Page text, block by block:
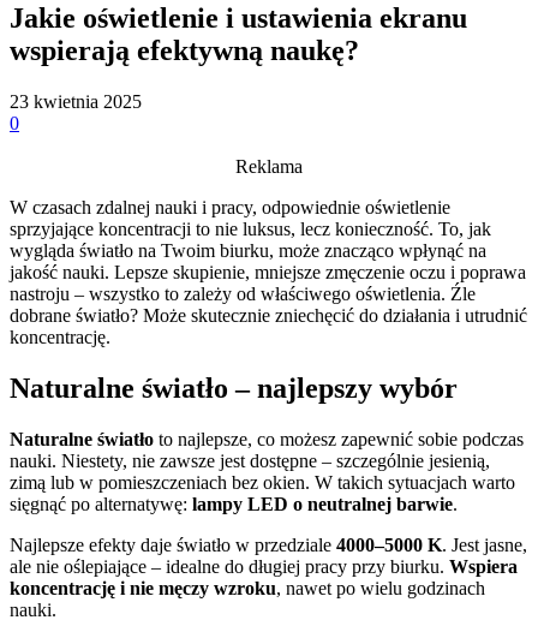
Jakie oświetlenie i ustawienia ekranu
wspierają efektywną naukę?
23 kwietnia 2025
0
Reklama
W czasach zdalnej nauki i pracy, odpowiednie oświetlenie
sprzyjające koncentracji to nie luksus, lecz konieczność. To, jak
wygląda światło na Twoim biurku, może znacząco wpłynąć na
jakość nauki. Lepsze skupienie, mniejsze zmęczenie oczu i poprawa
nastroju – wszystko to zależy od właściwego oświetlenia. Źle
dobrane światło? Może skutecznie zniechęcić do działania i utrudnić
koncentrację.
Naturalne światło – najlepszy wybór
Naturalne światło to najlepsze, co możesz zapewnić sobie podczas
nauki. Niestety, nie zawsze jest dostępne – szczególnie jesienią,
zimą lub w pomieszczeniach bez okien. W takich sytuacjach warto
sięgnąć po alternatywę: lampy LED o neutralnej barwie.
Najlepsze efekty daje światło w przedziale 4000–5000 K. Jest jasne,
ale nie oślepiające – idealne do długiej pracy przy biurku. Wspiera
koncentrację i nie męczy wzroku, nawet po wielu godzinach
nauki.